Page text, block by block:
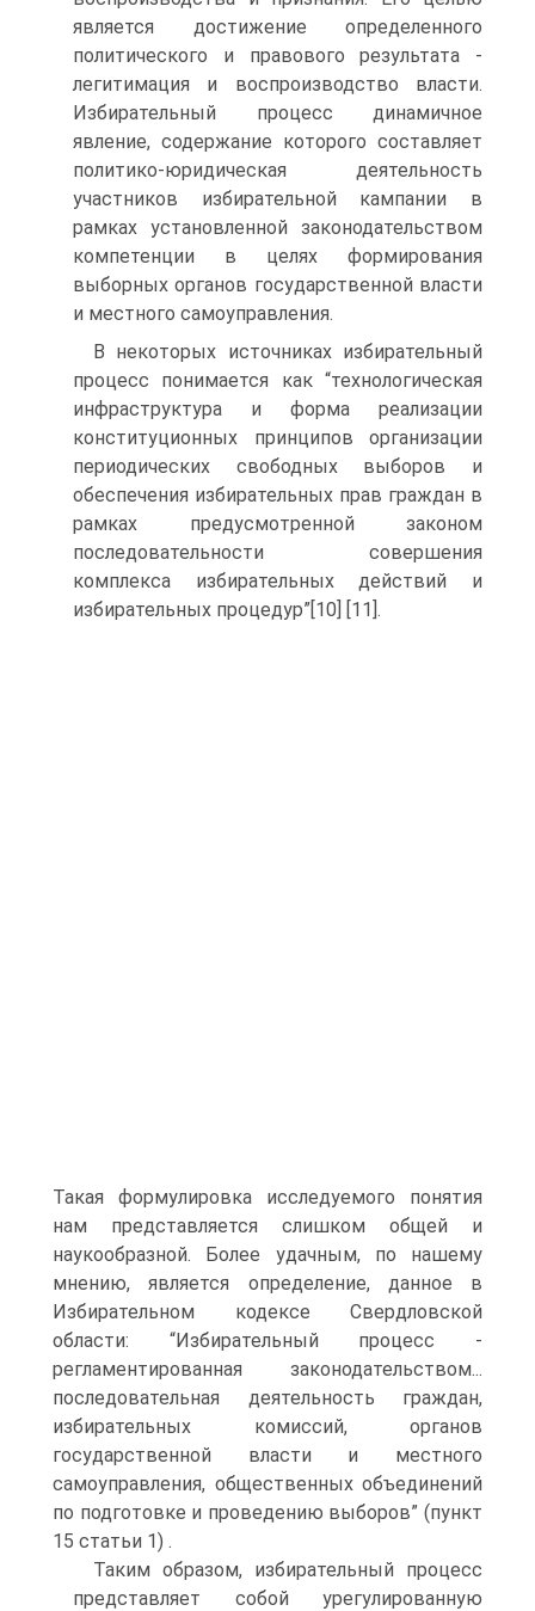
является достижение определенного
политического и правового результата -
легитимация и воспроизводство власти.
Избирательный процесс динамичное
явление, содержание которого составляет
политико-юридическая деятельность
участников избирательной кампании в
рамках установленной законодательством
компетенции в целях формирования
выборных органов государственной власти
и местного самоуправления.
В некоторых источниках избирательный
процесс понимается как “технологическая
инфраструктура и форма реализации
конституционных принципов организации
периодических свободных выборов и
обеспечения избирательных прав граждан в
рамках предусмотренной законом
последовательности совершения
комплекса избирательных действий и
избирательных процедур”[10] [11].
Такая формулировка исследуемого понятия
нам представляется слишком общей и
наукообразной. Более удачным, по нашему
мнению, является определение, данное в
Избирательном кодексе Свердловской
области: “Избирательный процесс -
регламентированная законодательством...
последовательная деятельность граждан,
избирательных комиссий, органов
государственной власти и местного
самоуправления, общественных объединений
по подготовке и проведению выборов” (пункт
15 статьи 1) .
Таким образом, избирательный процесс
представляет собой урегулированную